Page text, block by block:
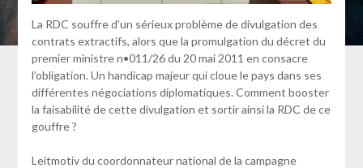
La RDC souffre d’un sérieux problème de divulgation des
contrats extractifs, alors que la promulgation du décret du
premier ministre n•011/26 du 20 mai 2011 en consacre
l’obligation. Un handicap majeur qui cloue le pays dans ses
différentes négociations diplomatiques. Comment booster
la faisabilité de cette divulgation et sortir ainsi la RDC de ce
gouffre ?
Leitmotiv du coordonnateur national de la campagne